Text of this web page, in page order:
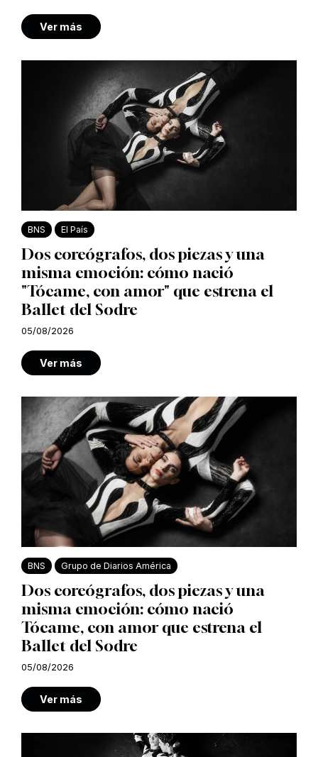
Ver más
BNS El País
Dos coreógrafos, dos piezas y una
misma emoción: cómo nació
"Tócame, con amor" que estrena el
Ballet del Sodre
05/08/2026
Ver más
BNS Grupo de Diarios América
Dos coreógrafos, dos piezas y una
misma emoción: cómo nació
Tócame, con amor que estrena el
Ballet del Sodre
05/08/2026
Ver más